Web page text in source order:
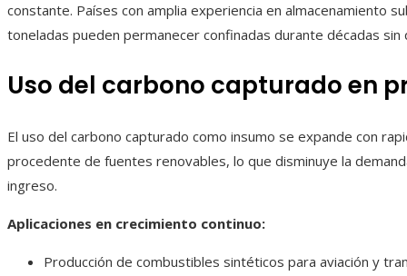
constante. Países con amplia experiencia en almacenamiento
toneladas pueden permanecer confinadas durante décadas
Uso del carbono capturado en
El uso del carbono capturado como insumo se expande con
procedente de fuentes renovables, lo que disminuye la
ingreso.
Aplicaciones en crecimiento continuo:
Producción de combustibles sintéticos para aviación y